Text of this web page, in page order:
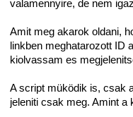
valamennyire, de nem
Amit meg akarok oldani,
linkben meghatarozott ID
kiolvassam es
A script müködik is, csak
jeleniti csak meg. Amint a